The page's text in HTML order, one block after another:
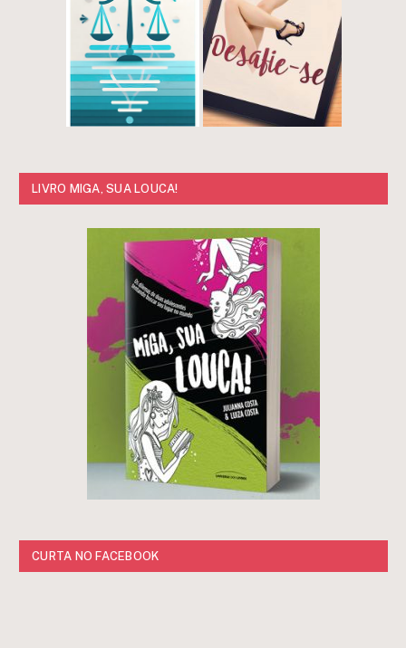
LIVRO MIGA, SUA LOUCA!
CURTA NO FACEBOOK